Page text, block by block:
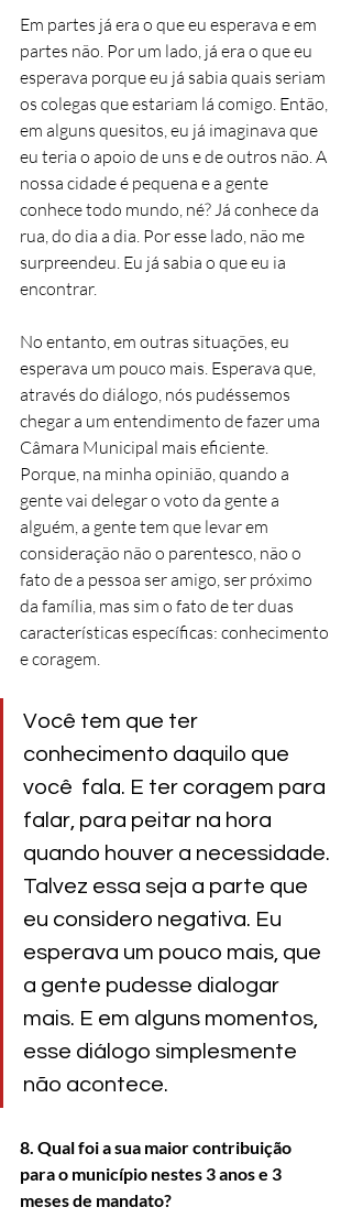
Em partes já era o que eu esperava e em
partes não. Por um lado, já era o que eu
esperava porque eu já sabia quais seriam
os colegas que estariam lá comigo. Então,
em alguns quesitos, eu já imaginava que
eu teria o apoio de uns e de outros não. A
nossa cidade é pequena e a gente
conhece todo mundo, né? Já conhece da
rua, do dia a dia. Por esse lado, não me
surpreendeu. Eu já sabia o que eu ia
encontrar.
No entanto, em outras situações, eu
esperava um pouco mais. Esperava que,
através do diálogo, nós pudéssemos
chegar a um entendimento de fazer uma
Câmara Municipal mais eficiente.
Porque, na minha opinião, quando a
gente vai delegar o voto da gente a
alguém, a gente tem que levar em
consideração não o parentesco, não o
fato de a pessoa ser amigo, ser próximo
da família, mas sim o fato de ter duas
características específicas: conhecimento
e coragem.
Você tem que ter
conhecimento daquilo que
você  fala. E ter coragem para
falar, para peitar na hora
quando houver a necessidade.
Talvez essa seja a parte que
eu considero negativa. Eu
esperava um pouco mais, que
a gente pudesse dialogar
mais. E em alguns momentos,
esse diálogo simplesmente
não acontece.
8. Qual foi a sua maior contribuição
para o município nestes 3 anos e 3
meses de mandato?